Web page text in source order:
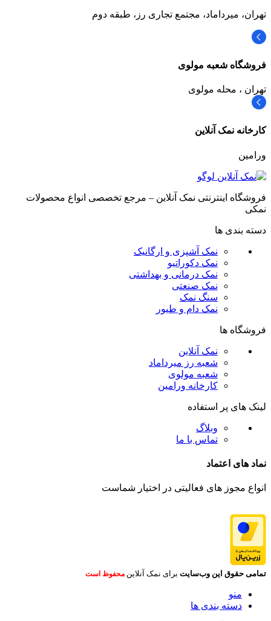
تهران، میرداماد، مجتمع تجاری رز،‌ طبقه دوم
فروشگاه شعبه مولوی
تهران ، محله مولوی
کارخانه نمک آنلاین
ورامین
فروشگاه اینترنتی نمک آنلاین – مرجع تخصصی انواع محصولات
نمکی
دسته بندی ها
نمک آشپزی و ارگانیک
نمک دکوراتیو
نمک درمانی و بهداشتی
نمک صنعتی
سنگ نمک
نمک دام و طیور
فروشگاه ها
نمک آنلاین
شعبه رز میرداماد
شعبه مولوی
کارخانه ورامین
لینک های پر استفاده
وبلاگ
تماس با ما
نماد های اعتماد
انواع مجوز های فعالیتی در اختیار شماست
تمامی حقوق این وب‌سایت برای نمک آنلاین محفوظ است
منو
دسته بندی ها